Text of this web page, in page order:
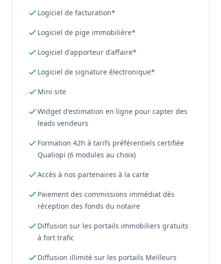
Logiciel de facturation*
Logiciel de pige immobilière*
Logiciel d'apporteur d'affaire*
Logiciel de signature électronique*
Mini site
Widget d'estimation en ligne pour capter des
leads vendeurs
Formation 42h à tarifs préférentiels certifiée
Qualiopi (6 modules au choix)
Accès à nos partenaires à la carte
Paiement des commissions immédiat dès
réception des fonds du notaire
Diffusion sur les portails immobiliers gratuits
à fort trafic
Diffusion illimité sur les portails Meilleurs